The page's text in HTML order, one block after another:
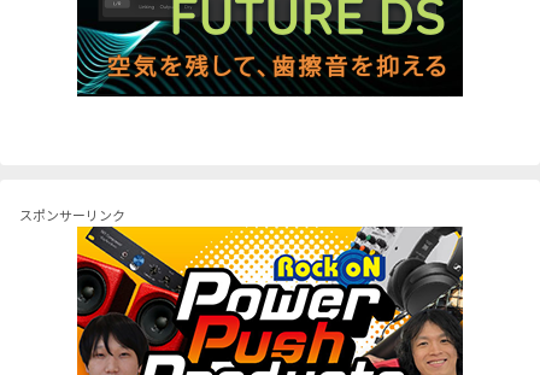
スポンサーリンク